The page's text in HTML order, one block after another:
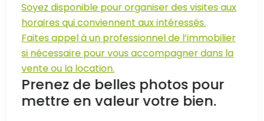
Soyez disponible pour organiser des visites aux
horaires qui conviennent aux intéressés.
Faites appel à un professionnel de l’immobilier
si nécessaire pour vous accompagner dans la
vente ou la location.
Prenez de belles photos pour
mettre en valeur votre bien.